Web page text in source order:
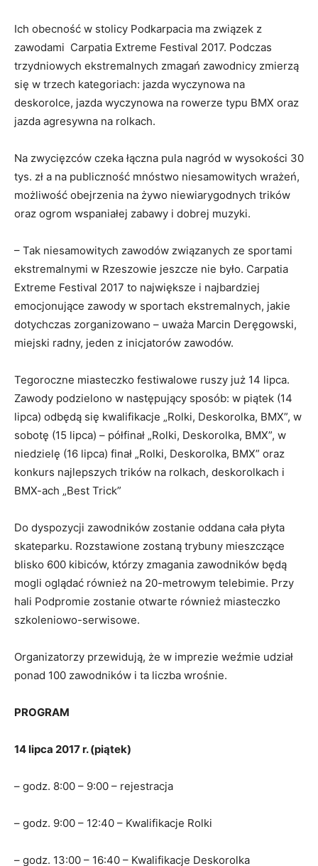
Ich obecność w stolicy Podkarpacia ma związek z
zawodami Carpatia Extreme Festival 2017. Podczas
trzydniowych ekstremalnych zmagań zawodnicy zmierzą
się w trzech kategoriach: jazda wyczynowa na
deskorolce, jazda wyczynowa na rowerze typu BMX oraz
jazda agresywna na rolkach.
Na zwycięzców czeka łączna pula nagród w wysokości 30
tys. zł a na publiczność mnóstwo niesamowitych wrażeń,
możliwość obejrzenia na żywo niewiarygodnych trików
oraz ogrom wspaniałej zabawy i dobrej muzyki.
– Tak niesamowitych zawodów związanych ze sportami
ekstremalnymi w Rzeszowie jeszcze nie było. Carpatia
Extreme Festival 2017 to największe i najbardziej
emocjonujące zawody w sportach ekstremalnych, jakie
dotychczas zorganizowano – uważa Marcin Deręgowski,
miejski radny, jeden z inicjatorów zawodów.
Tegoroczne miasteczko festiwalowe ruszy już 14 lipca.
Zawody podzielono w następujący sposób: w piątek (14
lipca) odbędą się kwalifikacje „Rolki, Deskorolka, BMX”, w
sobotę (15 lipca) – półfinał „Rolki, Deskorolka, BMX”, w
niedzielę (16 lipca) finał „Rolki, Deskorolka, BMX” oraz
konkurs najlepszych trików na rolkach, deskorolkach i
BMX-ach „Best Trick”
Do dyspozycji zawodników zostanie oddana cała płyta
skateparku. Rozstawione zostaną trybuny mieszczące
blisko 600 kibiców, którzy zmagania zawodników będą
mogli oglądać również na 20-metrowym telebimie. Przy
hali Podpromie zostanie otwarte również miasteczko
szkoleniowo-serwisowe.
Organizatorzy przewidują, że w imprezie weźmie udział
ponad 100 zawodników i ta liczba wrośnie.
PROGRAM
14 lipca 2017 r. (piątek)
– godz. 8:00 – 9:00 – rejestracja
– godz. 9:00 – 12:40 – Kwalifikacje Rolki
– godz. 13:00 – 16:40 – Kwalifikacje Deskorolka